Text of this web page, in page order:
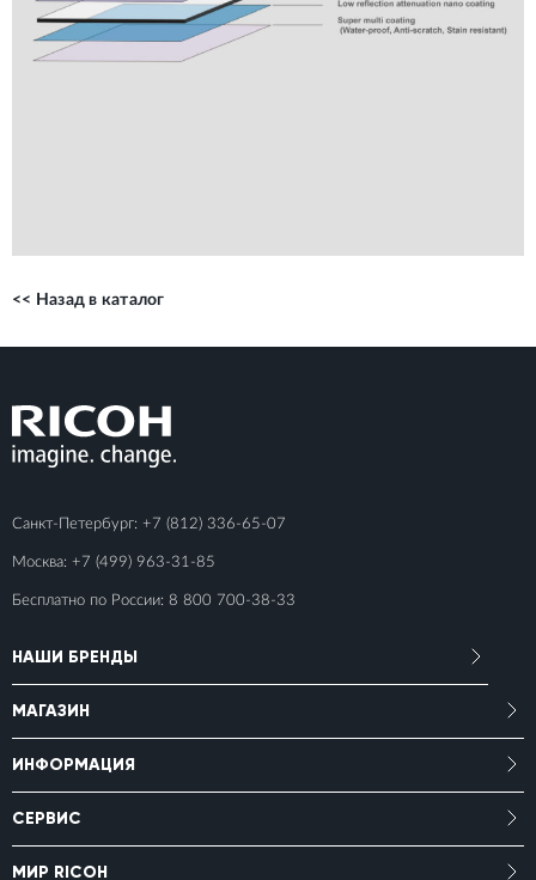
<< Назад в каталог
Санкт-Петербург: +7 (812) 336-65-07
Москва: +7 (499) 963-31-85
Бесплатно по России: 8 800 700-38-33
НАШИ БРЕНДЫ
МАГАЗИН
ИНФОРМАЦИЯ
СЕРВИС
МИР RICOH